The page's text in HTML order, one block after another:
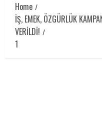
Home
İŞ, EMEK, ÖZGÜRLÜK
VERİLDİ!
1